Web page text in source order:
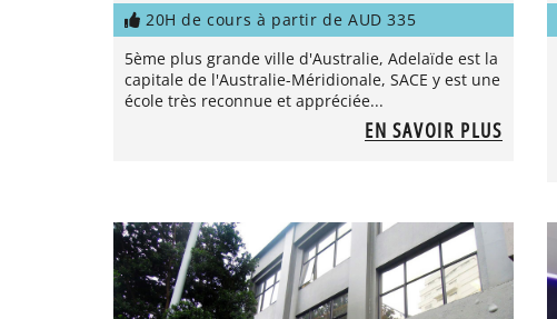
20H de cours à partir de AUD 335
5ème plus grande ville d'Australie, Adelaïde est la
capitale de l'Australie-Méridionale, SACE y est une
école très reconnue et appréciée...
EN SAVOIR PLUS